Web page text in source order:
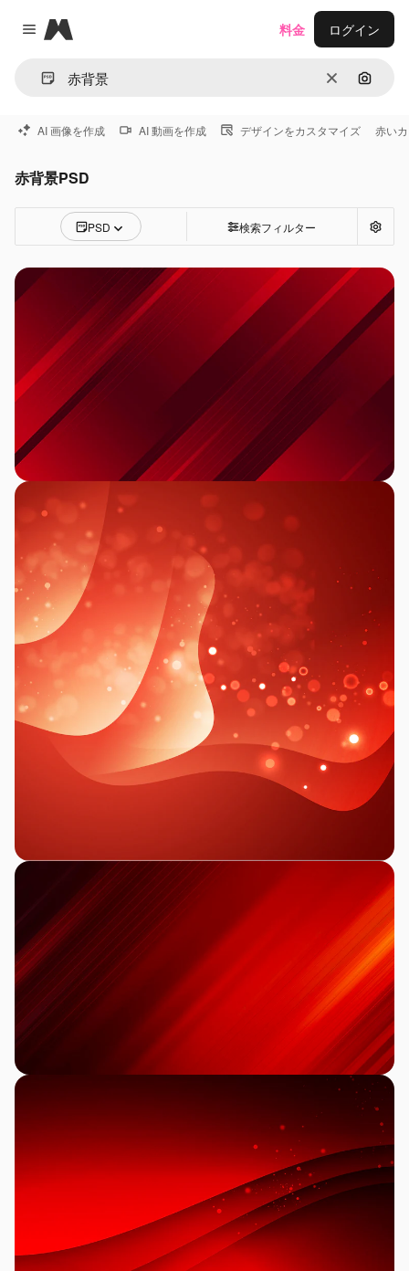
Close menu
Magnific
消去 画像で
料金 ログイン
AI 画像を作成 AI 動画を作成 デザインをカスタマイズ 赤い
赤背景PSD
PSD 検索フィルター